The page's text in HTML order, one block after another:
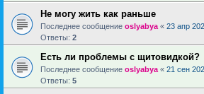
Не могу жить как раньше
Последнее сообщение oslyabya « 23 апр
Ответы: 2
Есть ли проблемы с щитовидкой?
Последнее сообщение oslyabya « 21 сен
Ответы: 5